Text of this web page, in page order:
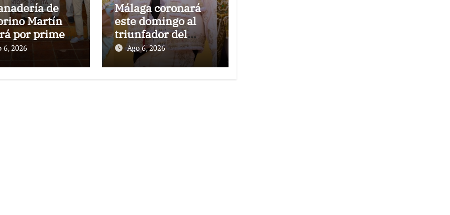
de
Martín
por primera
la Plaza de
6, 2026
Málaga coronará
este domingo al
triunfador del
Circuito de
Novilladas de
Ago 6, 2026